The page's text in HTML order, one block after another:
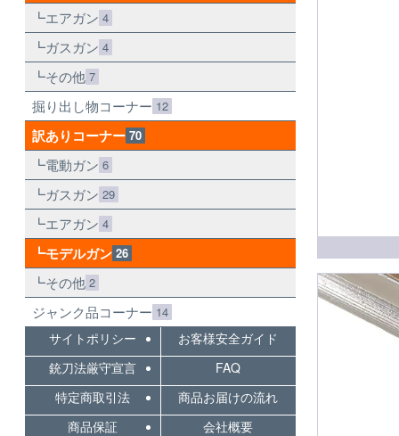
エアガン 4
ガスガン 4
その他 7
掘り出し物コーナー 12
訳ありコーナー 70
電動ガン 6
ガスガン 29
エアガン 4
モデルガン 26
その他 2
ジャンク品コーナー 14
サイトポリシー
お客様安全ガイド
銃刀法厳守宣言
FAQ
特定商取引法
商品お届けの流れ
商品保証
会社概要